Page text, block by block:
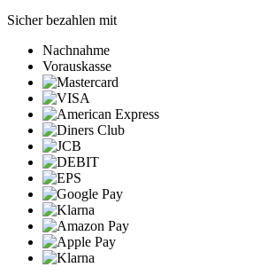
Sicher bezahlen mit
Nachnahme
Vorauskasse